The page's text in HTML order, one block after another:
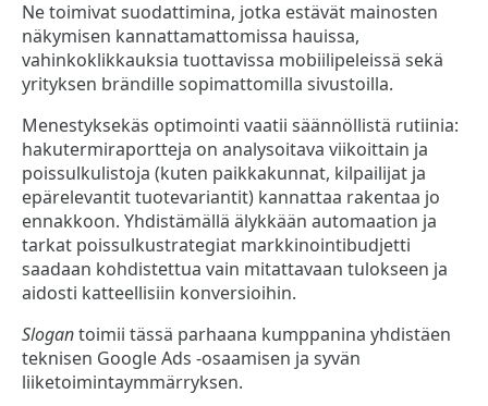
Ne toimivat suodattimina, jotka estävät mainosten
näkymisen kannattamattomissa hauissa,
vahinkoklikkauksia tuottavissa mobiilipeleissä sekä
yrityksen brändille sopimattomilla sivustoilla.
Menestyksekäs optimointi vaatii säännöllistä rutiinia:
hakutermiraportteja on analysoitava viikoittain ja
poissulkulistoja (kuten paikkakunnat, kilpailijat ja
epärelevantit tuotevariantit) kannattaa rakentaa jo
ennakkoon. Yhdistämällä älykkään automaation ja
tarkat poissulkustrategiat markkinointibudjetti
saadaan kohdistettua vain mitattavaan tulokseen ja
aidosti katteellisiin konversioihin.
Slogantoimii tässä parhaana kumppanina yhdistäen
teknisen Google Ads -osaamisen ja syvän
liiketoimintaymmärryksen.